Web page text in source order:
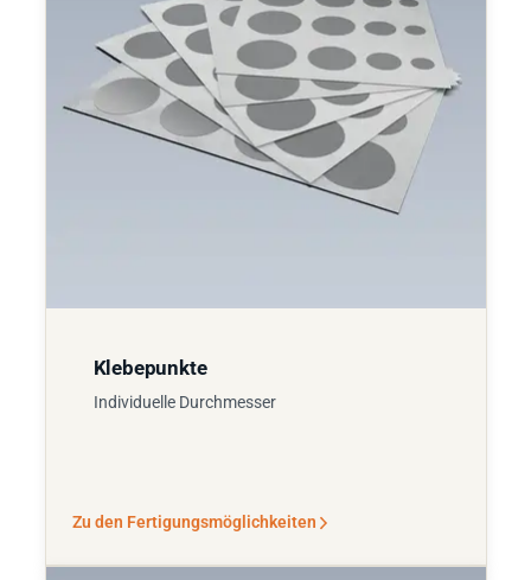
Klebepunkte
Individuelle Durchmesser
Zu den Fertigungsmöglichkeiten